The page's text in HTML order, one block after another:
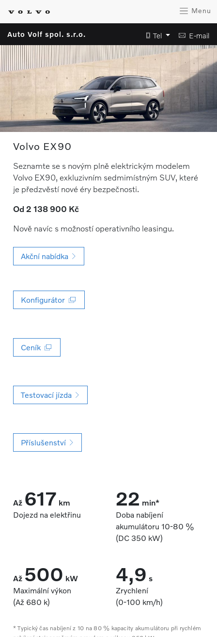
Menu
Auto Volf spol. s.r.o. Tel E-mail
Volvo EX90
Seznamte se s novým plně elektrickým modelem
Volvo EX90, exkluzivním sedmimístným SUV, které
je předzvěstí nové éry bezpečnosti.
Od 2 138 900 Kč
Nově navíc s možností operativního leasingu.
Akční nabídka
Konfigurátor
Ceník
Testovací jízda
Příslušenství
Až 617 km
Dojezd na elektřinu
22 min*
Doba nabíjení
akumulátoru 10‑80 %
(DC 350 kW)
Až 500 kW
Maximální výkon
(Až 680 k)
4,9 s
Zrychlení
(0‑100 km/h)
* Typický čas nabíjení z 10 na 80 % kapacity akumulátoru při rychlém